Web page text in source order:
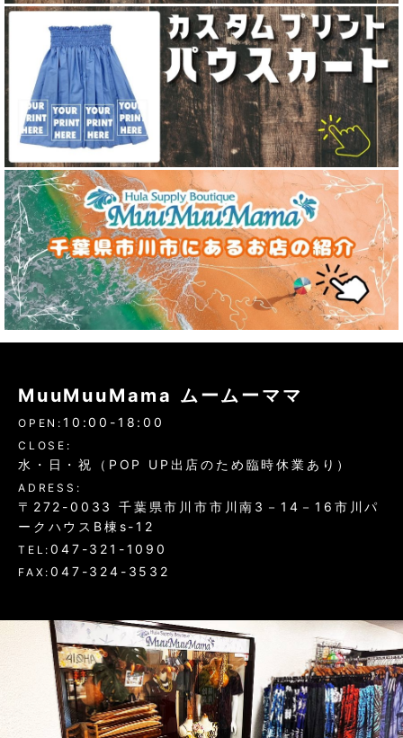
MuuMuuMama ムームーママ
OPEN: 10:00-18:00
CLOSE:
水・日・祝（POP UP出店のため臨時休業あり）
ADRESS:
〒272-0033 千葉県市川市市川南3－14－16市川パ
ークハウスB棟s-12
TEL:047-321-1090
FAX:047-324-3532